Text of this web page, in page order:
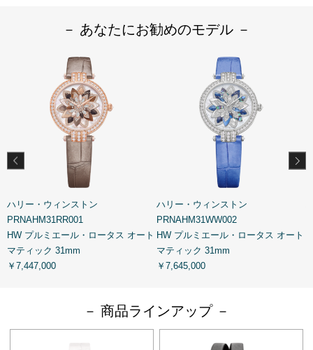
－ あなたにお勧めのモデル －
ハリー・ウィンストン
PRNAHM31RR001
HW プルミエール・ロータス オート
マティック 31mm
￥7,447,000
ハリー・ウィンストン
PRNAHM31WW002
HW プルミエール・ロータス オート
マティック 31mm
￥7,645,000
－ 商品ラインアップ －